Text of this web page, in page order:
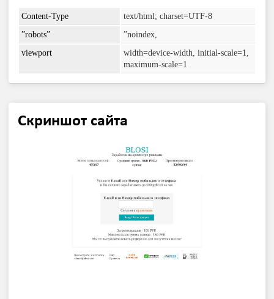
Content-Type
text/html; charset=UTF-8
”robots”
”noindex,
viewport
width=device-width, initial-scale=1,
maximum-scale=1
Скриншот сайта